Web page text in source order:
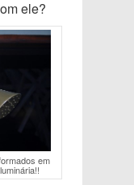
ele?
em